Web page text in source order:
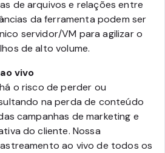
de arquivos e relações entre
da ferramenta podem ser
servidor/VM para agilizar o
de alto volume.
vivo
o risco de perder ou
na perda de conteúdo
campanhas de marketing e
do cliente. Nossa
ao vivo de todos os